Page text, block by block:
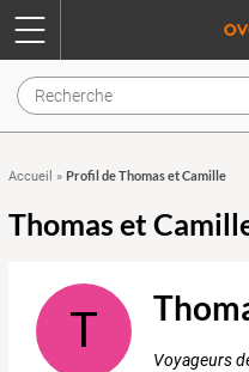
Accueil » Profil de Thomas et Camille
Thomas et
T
Voyageurs